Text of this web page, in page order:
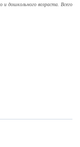
и дошкольного возраста. Всего